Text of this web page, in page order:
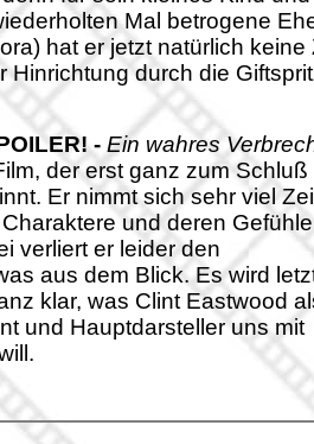
Mal betrogene
hat er jetzt natürlich keine
Hinrichtung durch die
- Ein wahres
der erst ganz zum Schluß
Er nimmt sich sehr viel
und deren
verliert er leider den
aus dem Blick. Es wird
klar, was Clint Eastwood
und Hauptdarsteller uns mit